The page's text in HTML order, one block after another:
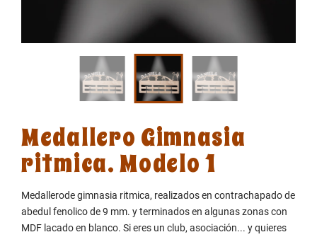
Medallero Gimnasia
ritmica. Modelo 1
Medallerode gimnasia ritmica, realizados en contrachapado de
abedul fenolico de 9 mm. y terminados en algunas zonas con
MDF lacado en blanco. Si eres un club, asociación... y quieres